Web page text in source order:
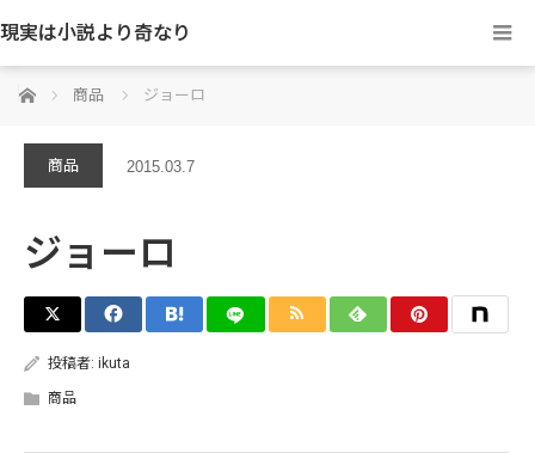
現実は小説より奇なり
ホーム 商品 ジョーロ
商品 2015.03.7
ジョーロ
投稿者: ikuta
商品